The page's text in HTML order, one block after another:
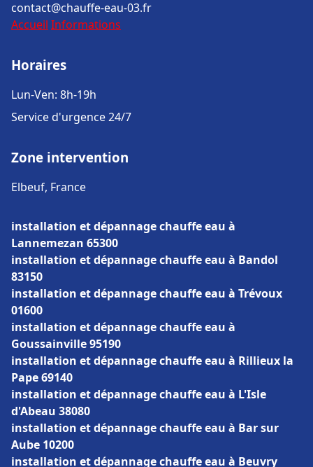
contact@chauffe-eau-03.fr
Accueil Informations
Horaires
Lun-Ven: 8h-19h
Service d'urgence 24/7
Zone intervention
Elbeuf, France
installation et dépannage chauffe eau à
Lannemezan 65300
installation et dépannage chauffe eau à Bandol
83150
installation et dépannage chauffe eau à Trévoux
01600
installation et dépannage chauffe eau à
Goussainville 95190
installation et dépannage chauffe eau à Rillieux la
Pape 69140
installation et dépannage chauffe eau à L'Isle
d'Abeau 38080
installation et dépannage chauffe eau à Bar sur
Aube 10200
installation et dépannage chauffe eau à Beuvry